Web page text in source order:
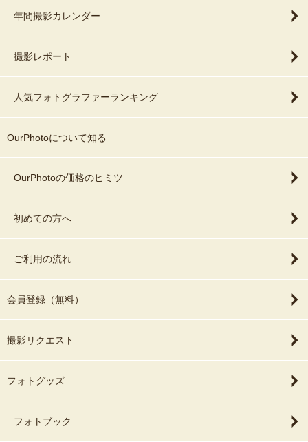
年間撮影カレンダー
撮影レポート
人気フォトグラファーランキング
OurPhotoについて知る
OurPhotoの価格のヒミツ
初めての方へ
ご利用の流れ
会員登録（無料）
撮影リクエスト
フォトグッズ
フォトブック